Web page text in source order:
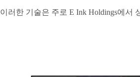
이러한 기술은 주로 E Ink Holdings에서